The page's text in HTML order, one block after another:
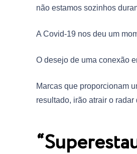
não estamos sozinhos
A Covid-19 nos deu um
O desejo de uma conexão
Marcas que proporcionam
resultado, irão atrair o